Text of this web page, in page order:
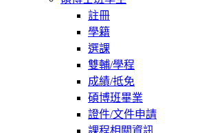
註冊
學籍
選課
雙輔/學程
成績/抵免
碩博班畢業
證件/文件申請
課程相關資訊